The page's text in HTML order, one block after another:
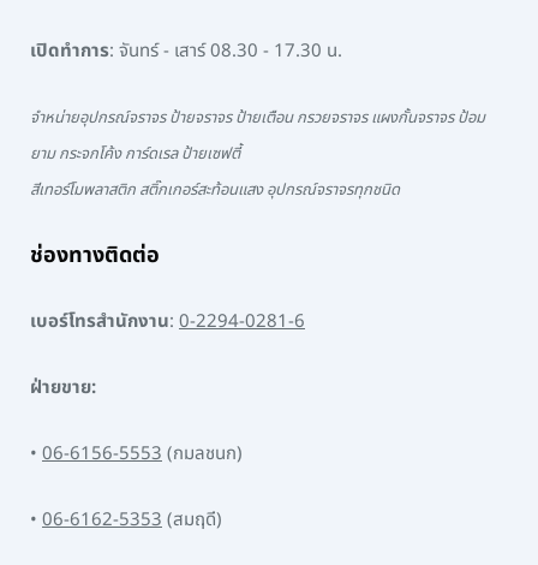
เปิดทำการ: จันทร์ - เสาร์ 08.30 - 17.30 น.
จำหน่ายอุปกรณ์จราจร ป้ายจราจร ป้ายเตือน กรวยจราจร แผงกั้นจราจร ป้อม
ยาม กระจกโค้ง การ์ดเรล ป้ายเซฟตี้
สีเทอร์โมพลาสติก สติ๊กเกอร์สะท้อนแสง อุปกรณ์จราจรทุกชนิด
ช่องทางติดต่อ
เบอร์โทรสำนักงาน: 0-2294-0281-6
ฝ่ายขาย:
• 06-6156-5553(กมลชนก)
• 06-6162-5353(สมฤดี)